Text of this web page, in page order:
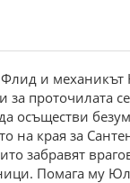
и
проточилата
осъществи
на края за
забравят
Помага му